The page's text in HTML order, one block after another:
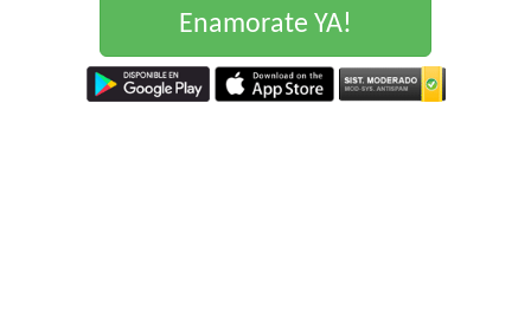
Enamorate YA!